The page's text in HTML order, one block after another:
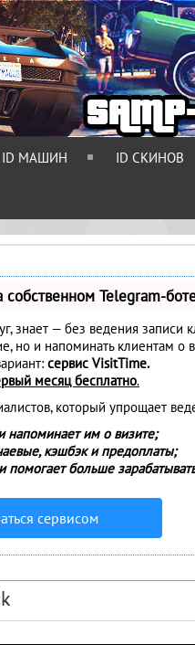
ID МАШИН ID СКИНОВ
собственном Telegram-
знает — без ведения записи
но и напоминать клиентам
сервис VisitTime.
месяц бесплатно.
который упрощает
напоминает им о визите;
кэшбэк и предоплаты;
помогает больше
сервисом